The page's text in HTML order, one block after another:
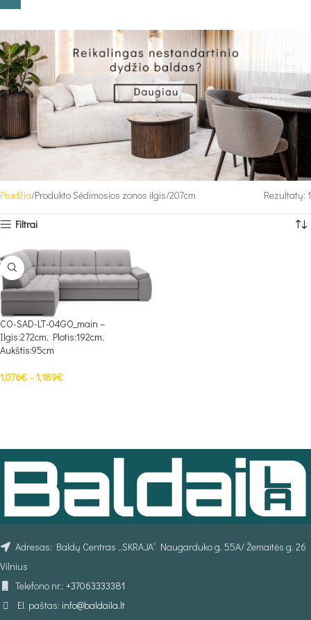
Pradžia Produkto Sėdimosios zonos ilgis 207cm Rezultatų: 1
Filtrai
CO-SAD-LT-04GO_main –
Ilgis:272cm, Plotis:192cm,
Aukštis:95cm
1,076€–1,189€
Adresas: Baldų Centras „SKRAJA“ Naugarduko g. 55A/ Žemaitės g. 26
Vilnius
Telefono nr.: +37063333381
El. paštas: info@baldaila.lt